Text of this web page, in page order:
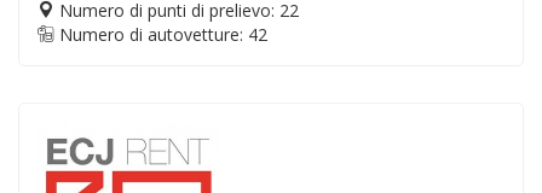
Numero di punti di prelievo: 22
Numero di autovetture: 42